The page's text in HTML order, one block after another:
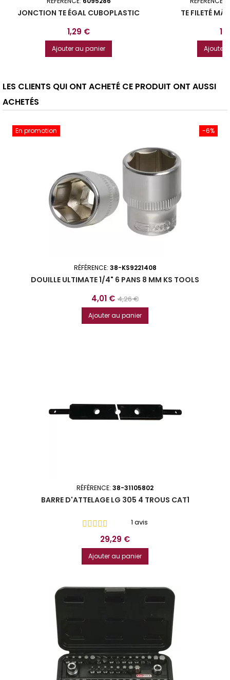
JONCTION TE ÉGAL CUBOPLASTIC
Prix
1,29 €
Ajouter au panier
TE FILETÉ
Ajouter
LES CLIENTS QUI ONT ACHETÉ CE PRODUIT ONT AUSSI
ACHETÉS
-6%
En promotion
RÉFÉRENCE: 38-KS9221408
DOUILLE ULTIMATE 1/4" 6 PANS 8 MM KS TOOLS
Prix
4,01 € Prix
de
base
4,26 €
Ajouter au panier
RÉFÉRENCE: 38-31105802
BARRE D'ATTELAGE LG 305 4 TROUS CAT1
1 avis
Prix
29,29 €
Ajouter au panier